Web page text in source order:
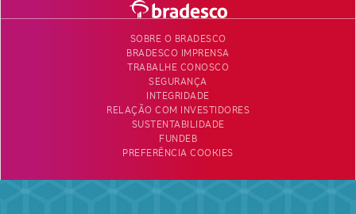
SOBRE O BRADESCO
BRADESCO IMPRENSA
TRABALHE CONOSCO
SEGURANÇA
INTEGRIDADE
RELAÇÃO COM INVESTIDORES
SUSTENTABILIDADE
FUNDEB
PREFERÊNCIA COOKIES